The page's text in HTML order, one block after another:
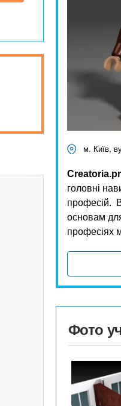
м. Київ,
головні
професій.
основам
професіях
Фото